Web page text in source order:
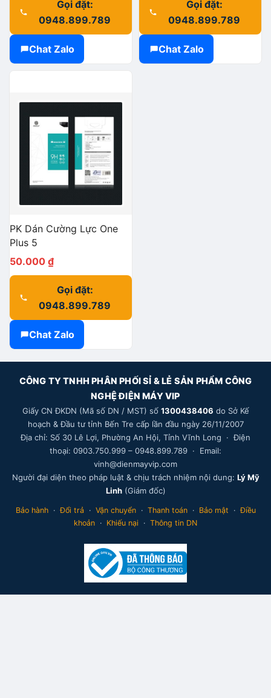
Gọi đặt:
0948.899.789
Chat Zalo
Gọi đặt:
0948.899.789
Chat Zalo
PK Dán Cường Lực One
Plus 5
50.000 ₫
Gọi đặt:
0948.899.789
Chat Zalo
CÔNG TY TNHH PHÂN PHỐI SỈ & LẺ SẢN PHẨM CÔNG
NGHỆ ĐIỆN MÁY VIP
Giấy CN ĐKDN (Mã số DN / MST) số 1300438406 do Sở Kế
hoạch & Đầu tư tỉnh Bến Tre cấp lần đầu ngày 26/11/2007
Địa chỉ: Số 30 Lê Lợi, Phường An Hội, Tỉnh Vĩnh Long · Điện
thoại: 0903.750.999 – 0948.899.789 · Email:
vinh@dienmayvip.com
Người đại diện theo pháp luật & chịu trách nhiệm nội dung: Lý Mỹ
Linh(Giám đốc)
Bảo hành·Đổi trả · Vận chuyển· Thanh toán· Bảo mật ·Điều
khoản · Khiếu nại · Thông tin DN